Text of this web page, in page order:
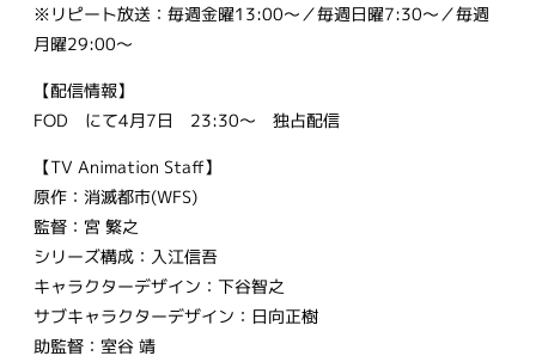
※リピート放送：毎週金曜13:00～／毎週日曜7:30～／毎週
月曜29:00～
【配信情報】
FOD にて4月7日 23:30～ 独占配信
【TV Animation Staff】
原作：消滅都市(WFS)
監督：宮 繁之
シリーズ構成：入江信吾
キャラクターデザイン：下谷智之
サブキャラクターデザイン：日向正樹
助監督：室谷 靖